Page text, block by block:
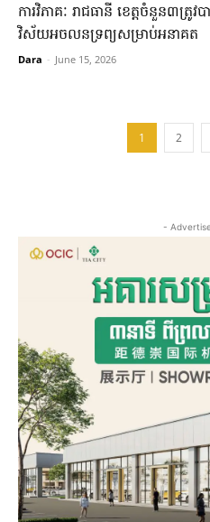
ការវិភាគៈ ​រាជធានី ​ខេត្ត​ចំនួន​៣​ត្
វិស័យ​អចលនទ្រព្យ​សម្រាប់​អនាគត​
Dara - June 15, 2026
1 2
-